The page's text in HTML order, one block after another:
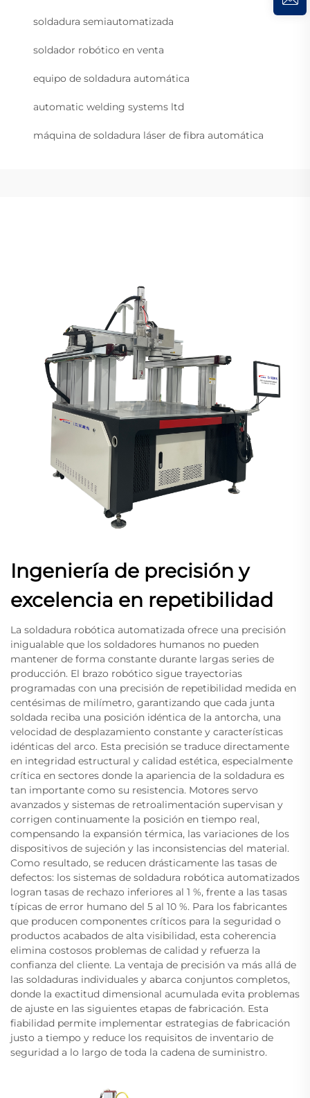
soldadura semiautomatizada
soldador robótico en venta
equipo de soldadura automática
automatic welding systems ltd
máquina de soldadura láser de fibra automática
Ingeniería de precisión y
excelencia en repetibilidad
La soldadura robótica automatizada ofrece una precisión
inigualable que los soldadores humanos no pueden
mantener de forma constante durante largas series de
producción. El brazo robótico sigue trayectorias
programadas con una precisión de repetibilidad medida en
centésimas de milímetro, garantizando que cada junta
soldada reciba una posición idéntica de la antorcha, una
velocidad de desplazamiento constante y características
idénticas del arco. Esta precisión se traduce directamente
en integridad estructural y calidad estética, especialmente
crítica en sectores donde la apariencia de la soldadura es
tan importante como su resistencia. Motores servo
avanzados y sistemas de retroalimentación supervisan y
corrigen continuamente la posición en tiempo real,
compensando la expansión térmica, las variaciones de los
dispositivos de sujeción y las inconsistencias del material.
Como resultado, se reducen drásticamente las tasas de
defectos: los sistemas de soldadura robótica automatizados
logran tasas de rechazo inferiores al 1 %, frente a las tasas
típicas de error humano del 5 al 10 %. Para los fabricantes
que producen componentes críticos para la seguridad o
productos acabados de alta visibilidad, esta coherencia
elimina costosos problemas de calidad y refuerza la
confianza del cliente. La ventaja de precisión va más allá de
las soldaduras individuales y abarca conjuntos completos,
donde la exactitud dimensional acumulada evita problemas
de ajuste en las siguientes etapas de fabricación. Esta
fiabilidad permite implementar estrategias de fabricación
justo a tiempo y reduce los requisitos de inventario de
seguridad a lo largo de toda la cadena de suministro.